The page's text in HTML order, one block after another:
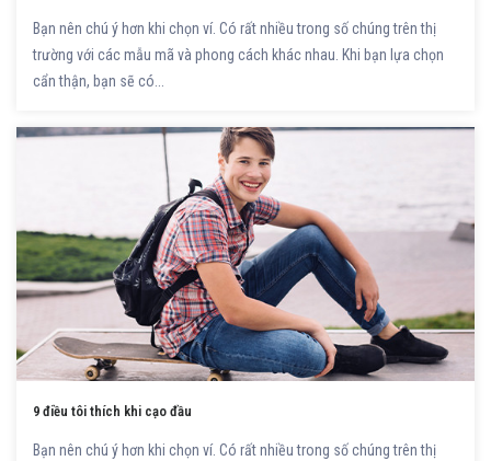
Bạn nên chú ý hơn khi chọn ví. Có rất nhiều trong số chúng trên thị
trường với các mẫu mã và phong cách khác nhau. Khi bạn lựa chọn
cẩn thận, bạn sẽ có...
9 điều tôi thích khi cạo đầu
Bạn nên chú ý hơn khi chọn ví. Có rất nhiều trong số chúng trên thị